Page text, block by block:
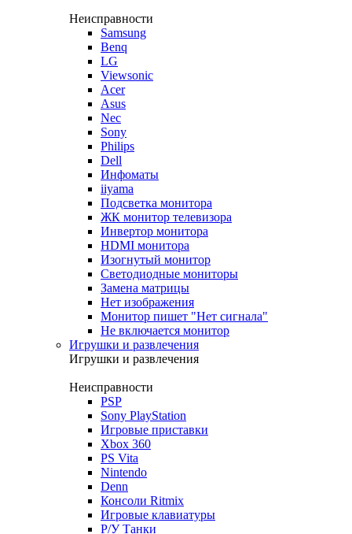
Неисправности
Samsung
Benq
LG
Viewsonic
Acer
Asus
Nec
Sony
Philips
Dell
Инфоматы
iiyama
Подсветка монитора
ЖК монитор телевизора
Инвертор монитора
HDMI монитора
Изогнутый монитор
Светодиодные мониторы
Замена матрицы
Нет изображения
Монитор пишет "Нет сигнала"
Не включается монитор
Игрушки и развлечения
Игрушки и развлечения
Неисправности
PSP
Sony PlayStation
Игровые приставки
Xbox 360
PS Vita
Nintendo
Denn
Консоли Ritmix
Игровые клавиатуры
Р/У Танки